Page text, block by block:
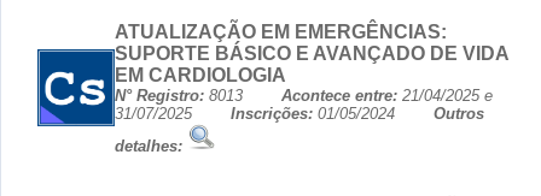
ATUALIZAÇÃO EM EMERGÊNCIAS:
SUPORTE BÁSICO E AVANÇADO DE VIDA
EM CARDIOLOGIA
N° Registro: 8013 Acontece entre: 21/04/2025 e
31/07/2025 Inscrições: 01/05/2024 Outros
detalhes: